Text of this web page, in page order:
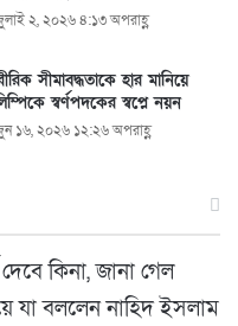
২, ২০২৬ ৪:১৩ অপরাহ্ণ
সীমাবদ্ধতাকে হার মানিয়ে
স্বর্ণপদকের স্বপ্নে নয়ন
১৬, ২০২৬ ১২:২৬ অপরাহ্ণ
দেবে কিনা, জানা গেল
যা বললেন নাহিদ ইসলাম